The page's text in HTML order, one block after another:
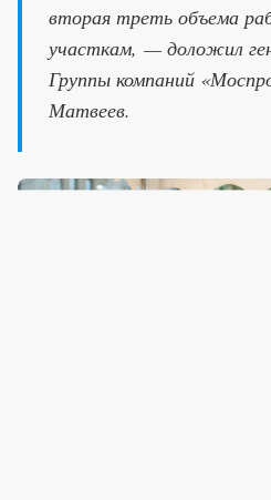
вторая треть объема
участкам, — доложил
Группы компаний
Матвеев.